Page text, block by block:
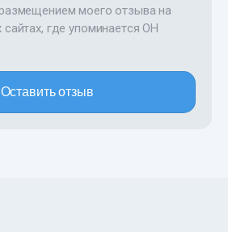
моего отзыва на
сайтах, где упоминается ОН
Оставить отзыв